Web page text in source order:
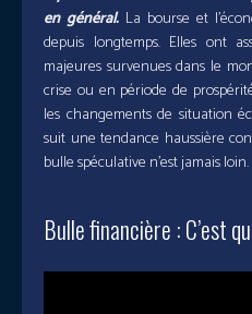
en général. La bourse et
depuis longtemps. Elles ont
majeures survenues dans le
crise ou en période de
les changements de situation
suit une tendance haussière
bulle spéculative n’est jamais loin.
Bulle financière : C’est